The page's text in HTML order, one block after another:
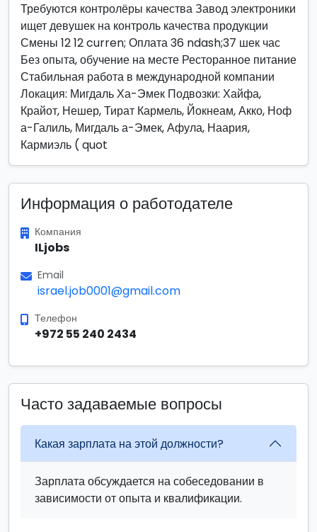
Требуются контролёры качества Завод электроники
ищет девушек на контроль качества продукции
Смены 12 12 curren; Оплата 36 ndash;37 шек час
Без опыта, обучение на месте Ресторанное питание
Стабильная работа в международной компании
Локация: Мигдаль Ха-Эмек Подвозки: Хайфа,
Крайот, Нешер, Тират Кармель, Йокнеам, Акко, Ноф
а-Галиль, Мигдаль а-Эмек, Афула, Наария,
Кармиэль ( quot
Информация о работодателе
Компания
ILjobs
Email
israel.job0001@gmail.com
Телефон
+972 55 240 2434
Часто задаваемые вопросы
Какая зарплата на этой должности?
Зарплата обсуждается на собеседовании в
зависимости от опыта и квалификации.